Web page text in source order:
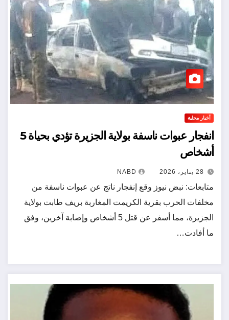
أخبار محلية
انفجار عبوات ناسفة بولاية الجزيرة تؤدي بحياة 5
أشخاص
28 يناير، 2026 NABD
متابعات: نبض نيوز وقع إنفجار ناتج عن عبوات ناسفة من
مخلفات الحرب بقرية الكريمت المغاربة بريف طابت بولاية
الجزيرة، مما أسفر عن قتل 5 أشخاص وإصابة آخرين، وفق
ما أفادت…